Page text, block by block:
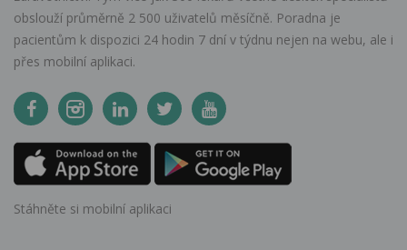
obslouží průměrně 2 500 uživatelů měsíčně. Poradna je
pacientům k dispozici 24 hodin 7 dní v týdnu nejen na webu, ale i
přes mobilní aplikaci.
Stáhněte si mobilní aplikaci